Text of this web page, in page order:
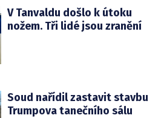
V Tanvaldu došlo k útoku
nožem. Tři lidé jsou zranění
Soud nařídil zastavit stavbu
Trumpova tanečního sálu